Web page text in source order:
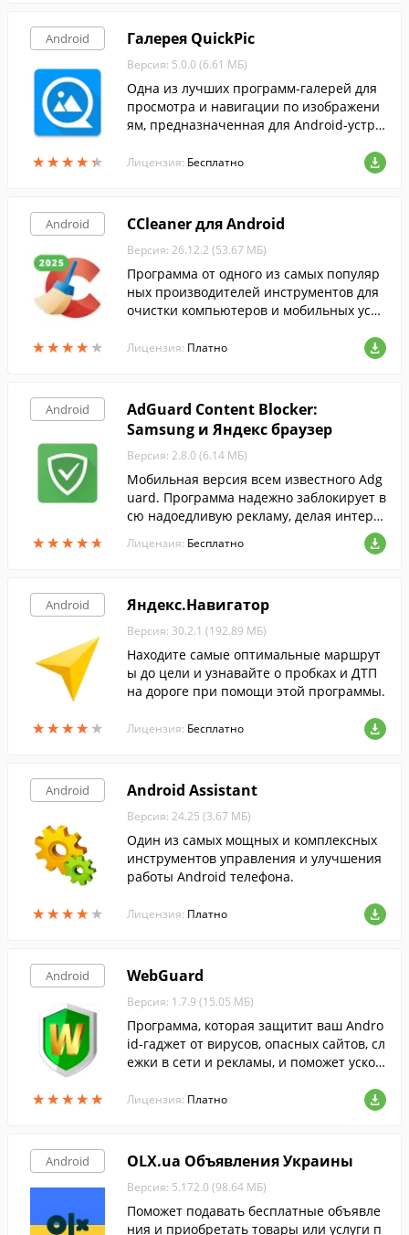
Android
★★★★★
★★★★★
Галерея QuickPic
Версия: 5.0.0 (6.61 МБ)
Одна из лучших программ-галерей для
просмотра и навигации по изображени
ям, предназначенная для Android-устро
Лицензия: Бесплатно
Android
★★★★ ★
★★★★ ★
CCleaner для Android
Версия: 26.12.2 (53.67 МБ)
Программа от одного из самых популяр
ных производителей инструментов для
очистки компьютеров и мобильных устр
Лицензия: Платно
Android
★★★★★
★★★★★
AdGuard Content Blocker:
Samsung и Яндекс браузер
Версия: 2.8.0 (6.14 МБ)
Мобильная версия всем известного Adg
uard. Программа надежно заблокирует в
сю надоедливую рекламу, делая интерн
ет-сёрфинг с вашего Android-гаджета е
щё приятнее.
Лицензия: Бесплатно
Android
★★★★ ★
★★★★ ★
Яндекс.Навигатор
Версия: 30.2.1 (192.89 МБ)
Находите самые оптимальные маршрут
ы до цели и узнавайте о пробках и ДТП
на дороге при помощи этой программы.
Лицензия: Бесплатно
Android
★★★★ ★
★★★★ ★
Android Assistant
Версия: 24.25 (3.67 МБ)
Один из самых мощных и комплексных
инструментов управления и улучшения
работы Android телефона.
Лицензия: Платно
Android
★★★★★
★★★★★
WebGuard
Версия: 1.7.9 (15.05 МБ)
Программа, которая защитит ваш Andro
id-гаджет от вирусов, опасных сайтов, сл
ежки в сети и рекламы, и поможет ускор
ете и обеспечить анонимность в сети.
Лицензия: Платно
Android OLX.ua Объявления Украины
Версия: 5.172.0 (98.64 МБ)
Поможет подавать бесплатные объявле
ния и приобретать товары или услуги п